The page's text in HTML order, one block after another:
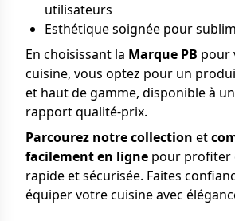
utilisateurs
Esthétique soignée pour
En choisissant la Marque PB pour
cuisine, vous optez pour un
et haut de gamme, disponible à
rapport qualité-prix.
Parcourez notre collection et
facilement en ligne pour profiter
rapide et sécurisée. Faites
équiper votre cuisine avec